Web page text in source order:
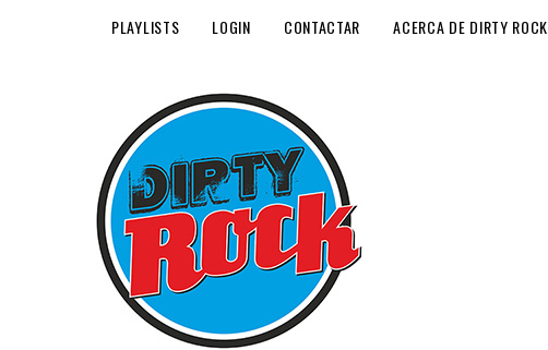
PLAYLISTS LOGIN CONTACTAR ACERCA DE DIRTY ROCK